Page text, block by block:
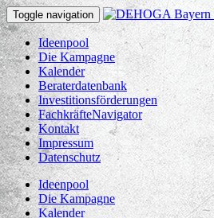
Toggle navigation
Ideenpool
Die Kampagne
Kalender
Beraterdatenbank
Investitionsförderungen
FachkräfteNavigator
Kontakt
Impressum
Datenschutz
Ideenpool
Die Kampagne
Kalender